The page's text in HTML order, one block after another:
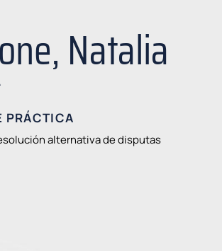
Natalia
PRÁCTICA
alternativa de disputas